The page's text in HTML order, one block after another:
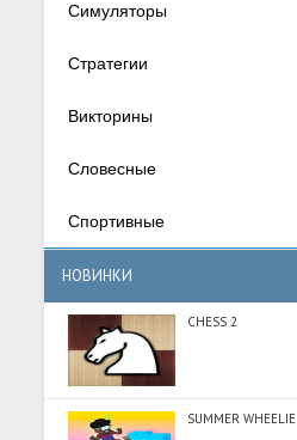
Симуляторы
Стратегии
Викторины
Словесные
Спортивные
НОВИНКИ
CHESS 2
SUMMER WHEELIE